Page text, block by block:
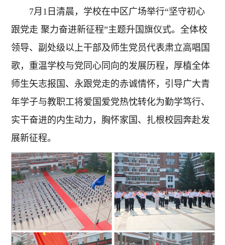
7月1日清晨，学校在中区广场举行“坚守初心
跟党走 聚力奋进新征程”主题升国旗仪式。全体校
领导、副处级以上干部及师生党员代表肃立高唱国
歌，重温学校与党同心同向的发展历程，厚植全体
师生矢志报国、永跟党走的赤诚情怀，引导广大青
年学子与教职工将爱国爱党热忱转化为勤学笃行、
实干奋进的内生动力，胸怀家国、扎根校园奔赴发
展新征程。